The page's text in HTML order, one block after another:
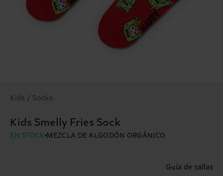
Kids / Socks
Kids Smelly Fries Sock
EN STOCK MEZCLA DE ALGODÓN ORGÁNICO
Guía de tallas